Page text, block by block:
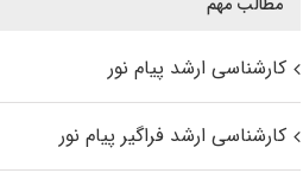
کارشناسی ارشد پیام نور
کارشناسی ارشد فراگیر پیام نور